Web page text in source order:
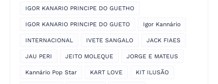
IGOR KANARIO PRINCIPE DO GUETHO
IGOR KANARIO PRINCIPE DO GUETO Igor Kannário
INTERNACIONAL IVETE SANGALO JACK FIAES
JAU PERI JEITO MOLEQUE JORGE E MATEUS
Kannário Pop Star KART LOVE KIT ILUSÃO